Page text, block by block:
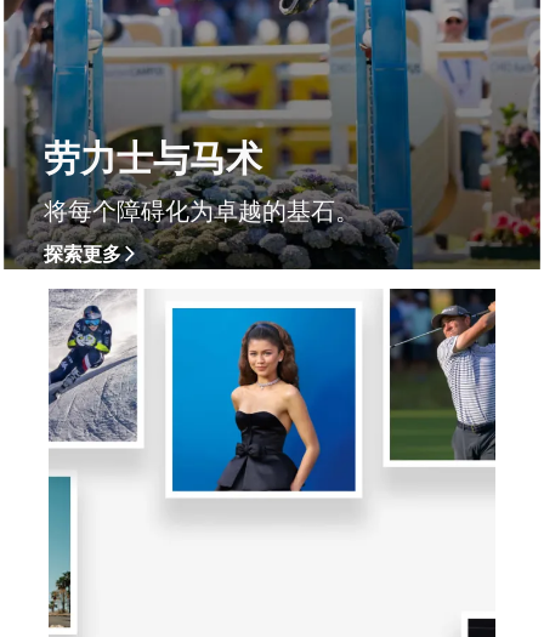
劳力士与马术
将每个障碍化为卓越的基石。
探索更多